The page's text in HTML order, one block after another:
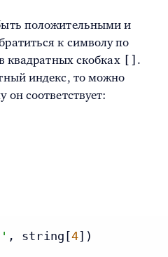
положительными и
к символу по
квадратных скобках [] .
индекс, то можно
он соответствует:
, string[4